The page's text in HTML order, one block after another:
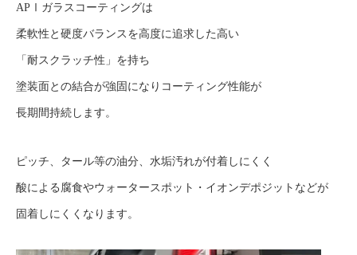
APⅠガラスコーティングは
柔軟性と硬度バランスを高度に追求した高い
「耐スクラッチ性」を持ち
塗装面との結合が強固になりコーティング性能が
長期間持続します。
ピッチ、タール等の油分、水垢汚れが付着しにくく
酸による腐食やウォータースポット・イオンデポジットなどが
固着しにくくなります。